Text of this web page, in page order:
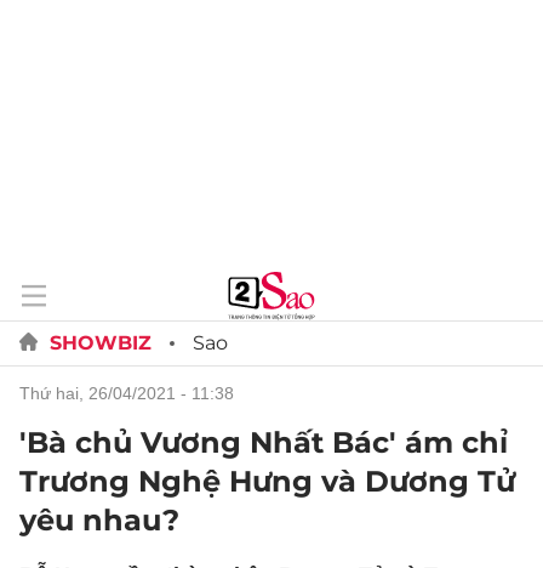
SHOWBIZ Sao
thứ hai, 26/04/2021 - 11:38
'Bà chủ Vương Nhất Bác' ám chỉ
Trương Nghệ Hưng và Dương Tử
yêu nhau?